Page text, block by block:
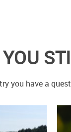
you have a